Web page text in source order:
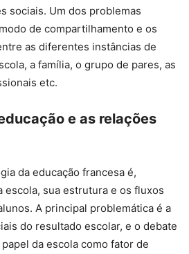
sociais. Um dos problemas
de compartilhamento e os
as diferentes instâncias de
a família, o grupo de pares, as
etc.
e as relações
da educação francesa é,
escola, sua estrutura e os fluxos
A principal problemática é a
do resultado escolar, e o debate
da escola como fator de